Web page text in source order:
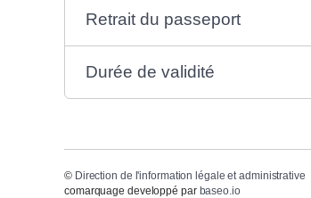
Retrait du passeport
Durée de validité
© Direction de l'information légale et administrative
comarquage developpé par baseo.io